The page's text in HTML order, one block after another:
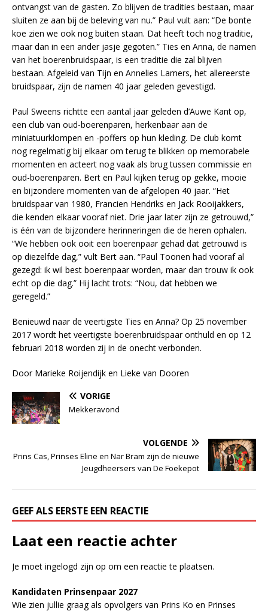
ontvangst van de gasten. Zo blijven de tradities bestaan, maar
sluiten ze aan bij de beleving van nu.” Paul vult aan: “De bonte
koe zien we ook nog buiten staan. Dat heeft toch nog traditie,
maar dan in een ander jasje gegoten.” Ties en Anna, de namen
van het boerenbruidspaar, is een traditie die zal blijven
bestaan. Afgeleid van Tijn en Annelies Lamers, het allereerste
bruidspaar, zijn de namen 40 jaar geleden gevestigd.
Paul Sweens richtte een aantal jaar geleden d’Auwe Kant op,
een club van oud-boerenparen, herkenbaar aan de
miniatuurklompen en -poffers op hun kleding. De club komt
nog regelmatig bij elkaar om terug te blikken op memorabele
momenten en acteert nog vaak als brug tussen commissie en
oud-boerenparen. Bert en Paul kijken terug op gekke, mooie
en bijzondere momenten van de afgelopen 40 jaar. “Het
bruidspaar van 1980, Francien Hendriks en Jack Rooijakkers,
die kenden elkaar vooraf niet. Drie jaar later zijn ze getrouwd,”
is één van de bijzondere herinneringen die de heren ophalen.
“We hebben ook ooit een boerenpaar gehad dat getrouwd is
op diezelfde dag,” vult Bert aan. “Paul Toonen had vooraf al
gezegd: ik wil best boerenpaar worden, maar dan trouw ik ook
echt op die dag.” Hij lacht trots: “Nou, dat hebben we
geregeld.”
Benieuwd naar de veertigste Ties en Anna? Op 25 november
2017 wordt het veertigste boerenbruidspaar onthuld en op 12
februari 2018 worden zij in de onecht verbonden.
Door Marieke Roijendijk en Lieke van Dooren
VORIGE
Mekkeravond
VOLGENDE
Prins Cas, Prinses Eline en Nar Bram zijn de nieuwe
Jeugdheersers van De Foekepot
GEEF ALS EERSTE EEN REACTIE
Laat een reactie achter
Je moet ingelogd zijn op om een reactie te plaatsen.
Kandidaten Prinsenpaar 2027
Wie zien jullie graag als opvolgers van Prins Ko en Prinses